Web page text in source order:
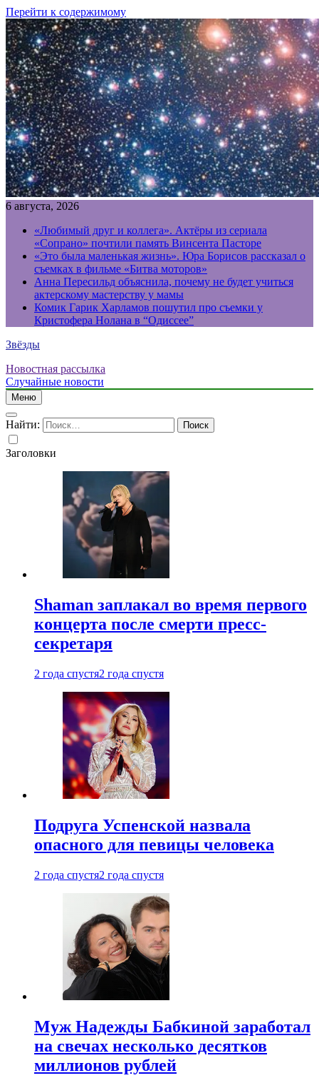
Перейти к содержимому
6 августа, 2026
«Любимый друг и коллега». Актёры из сериала
«Сопрано» почтили память Винсента Пасторе
«Это была маленькая жизнь». Юра Борисов рассказал о
съемках в фильме «Битва моторов»
Анна Пересильд объяснила, почему не будет учиться
актерскому мастерству у мамы
Комик Гарик Харламов пошутил про съемки у
Кристофера Нолана в “Одиссее”
Звёзды
Новостная рассылка
Случайные новости
Меню
Найти:
Заголовки
Shaman заплакал во время первого
концерта после смерти пресс-
секретаря
2 года спустя2 года спустя
Подруга Успенской назвала
опасного для певицы человека
2 года спустя2 года спустя
Муж Надежды Бабкиной заработал
на свечах несколько десятков
миллионов рублей